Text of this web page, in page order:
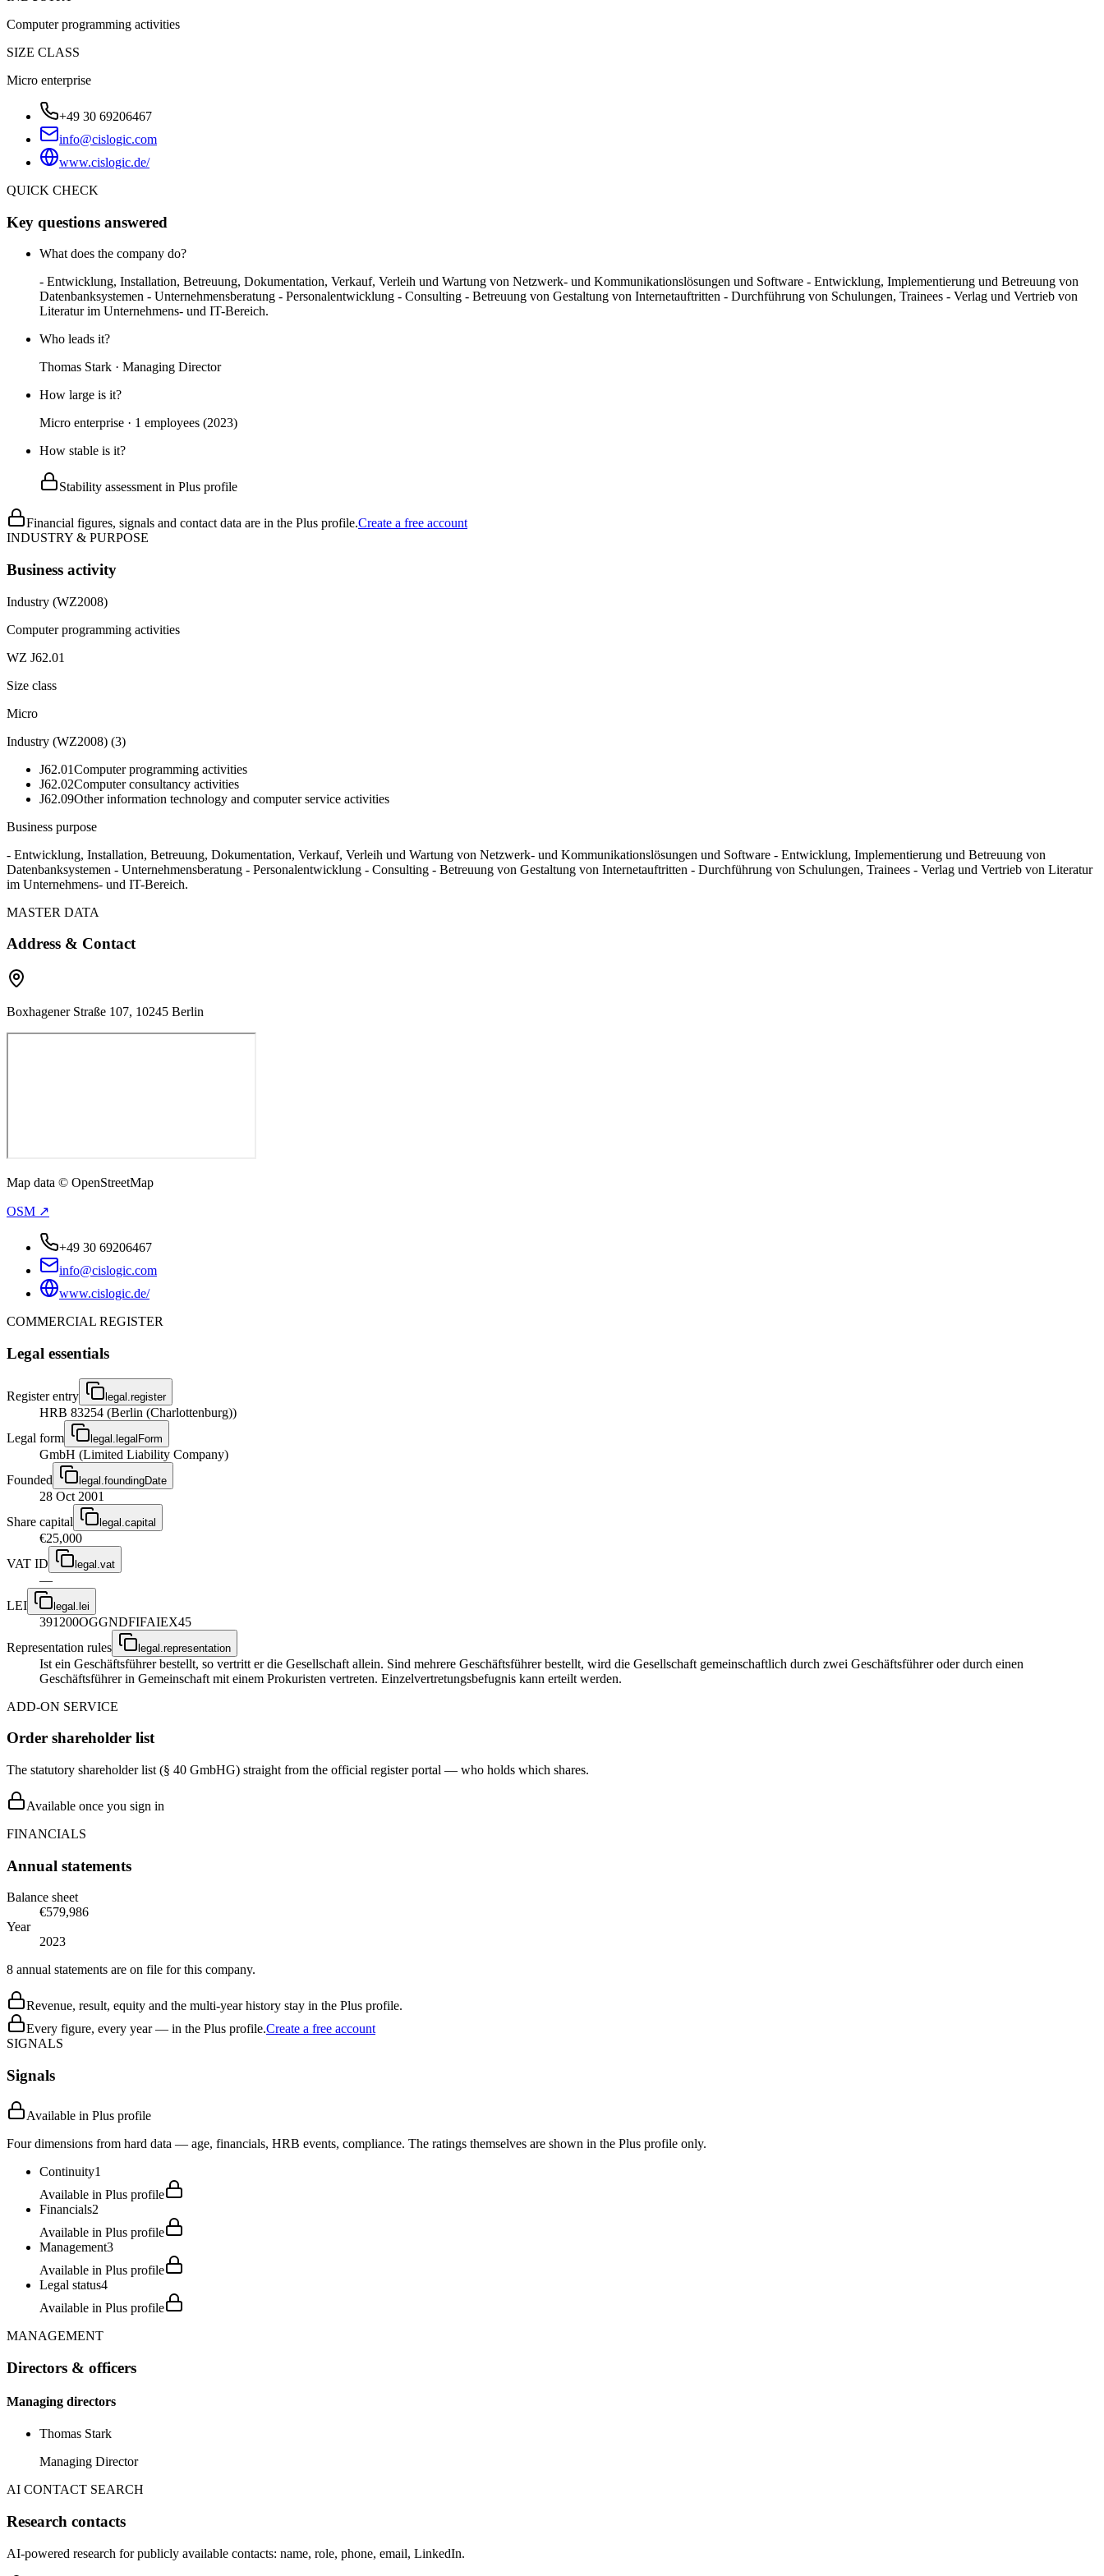
Computer programming activities
SIZE CLASS
Micro enterprise
+49 30 69206467
info@cislogic.com
www.cislogic.de/
QUICK CHECK
Key questions answered
What does the company do?
- Entwicklung, Installation, Betreuung, Dokumentation, Verkauf, Verleih und Wartung von Netzwerk- und Kommunikationslösungen und Software - Entwicklung, Implementierung und Betreuung von
Datenbanksystemen - Unternehmensberatung - Personalentwicklung - Consulting - Betreuung von Gestaltung von Internetauftritten - Durchführung von Schulungen, Trainees - Verlag und Vertrieb von
Literatur im Unternehmens- und IT-Bereich.
Who leads it?
Thomas Stark · Managing Director
How large is it?
Micro enterprise · 1 employees (2023)
How stable is it?
Stability assessment in Plus profile
Financial figures, signals and contact data are in the Plus profile.Create a free account
INDUSTRY & PURPOSE
Business activity
Industry (WZ2008)
Computer programming activities
WZ J62.01
Size class
Micro
Industry (WZ2008) (3)
J62.01Computer programming activities
J62.02Computer consultancy activities
J62.09Other information technology and computer service activities
Business purpose
- Entwicklung, Installation, Betreuung, Dokumentation, Verkauf, Verleih und Wartung von Netzwerk- und Kommunikationslösungen und Software - Entwicklung, Implementierung und Betreuung von
Datenbanksystemen - Unternehmensberatung - Personalentwicklung - Consulting - Betreuung von Gestaltung von Internetauftritten - Durchführung von Schulungen, Trainees - Verlag und Vertrieb von Literatur
im Unternehmens- und IT-Bereich.
MASTER DATA
Address & Contact
Boxhagener Straße 107, 10245 Berlin
Map data © OpenStreetMap
OSM ↗
+49 30 69206467
info@cislogic.com
www.cislogic.de/
COMMERCIAL REGISTER
Legal essentials
Register entry legal.register
HRB 83254 (Berlin (Charlottenburg))
Legal form
legal.legalForm
GmbH (Limited Liability Company)
Founded
legal.foundingDate
28 Oct 2001
Share capital
legal.capital
€25,000
VAT ID
legal.vat
—
LEI
legal.lei
391200OGGNDFIFAIEX45
Representation rules
legal.representation
Ist ein Geschäftsführer bestellt, so vertritt er die Gesellschaft allein. Sind mehrere Geschäftsführer bestellt, wird die Gesellschaft gemeinschaftlich durch zwei Geschäftsführer oder durch einen
Geschäftsführer in Gemeinschaft mit einem Prokuristen vertreten. Einzelvertretungsbefugnis kann erteilt werden.
ADD-ON SERVICE
Order shareholder list
The statutory shareholder list (§ 40 GmbHG) straight from the official register portal — who holds which shares.
Available once you sign in
FINANCIALS
Annual statements
Balance sheet
€579,986
Year
2023
8 annual statements are on file for this company.
Revenue, result, equity and the multi-year history stay in the Plus profile.
Every figure, every year — in the Plus profile.Create a free account
SIGNALS
Signals
Available in Plus profile
Four dimensions from hard data — age, financials, HRB events, compliance. The ratings themselves are shown in the Plus profile only.
Continuity1
Available in Plus profile
Financials2
Available in Plus profile
Management3
Available in Plus profile
Legal status4
Available in Plus profile
MANAGEMENT
Directors & officers
Managing directors
Thomas Stark
Managing Director
AI CONTACT SEARCH
Research contacts
AI-powered research for publicly available contacts: name, role, phone, email, LinkedIn.